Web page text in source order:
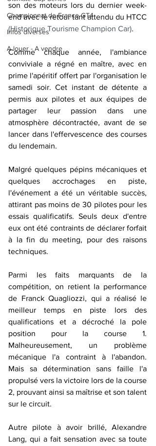
Championnat de France GT4
Infos diverses
A louer - A vendre
son des moteurs lors du dernier week-
(Historique Tourisme Champion Car).
Comme chaque année, l'ambiance
conviviale a régné en maître, avec en
prime l'apéritif offert par l'organisation le
samedi soir. Cet instant de détente a
permis aux pilotes et aux équipes de
partager leur passion dans une
atmosphère décontractée, avant de se
lancer dans l'effervescence des courses
du lendemain.
Malgré quelques pépins mécaniques et
quelques accrochages en piste,
l'événement a été un véritable succès,
attirant pas moins de 30 pilotes pour les
essais qualificatifs. Seuls deux d'entre
eux ont été contraints de déclarer forfait
à la fin du meeting, pour des raisons
techniques.
Parmi les faits marquants de la
compétition, on retient la performance
de Franck Quagliozzi, qui a réalisé le
meilleur temps en piste lors des
qualifications et a décroché la pole
position pour la course 1.
Malheureusement, un problème
mécanique l'a contraint à l'abandon.
Mais sa détermination sans faille l'a
propulsé vers la victoire lors de la course
2, prouvant ainsi sa maîtrise et son talent
sur le circuit.
Autre pilote à avoir brillé, Alexandre
Lang, qui a fait sensation avec sa toute